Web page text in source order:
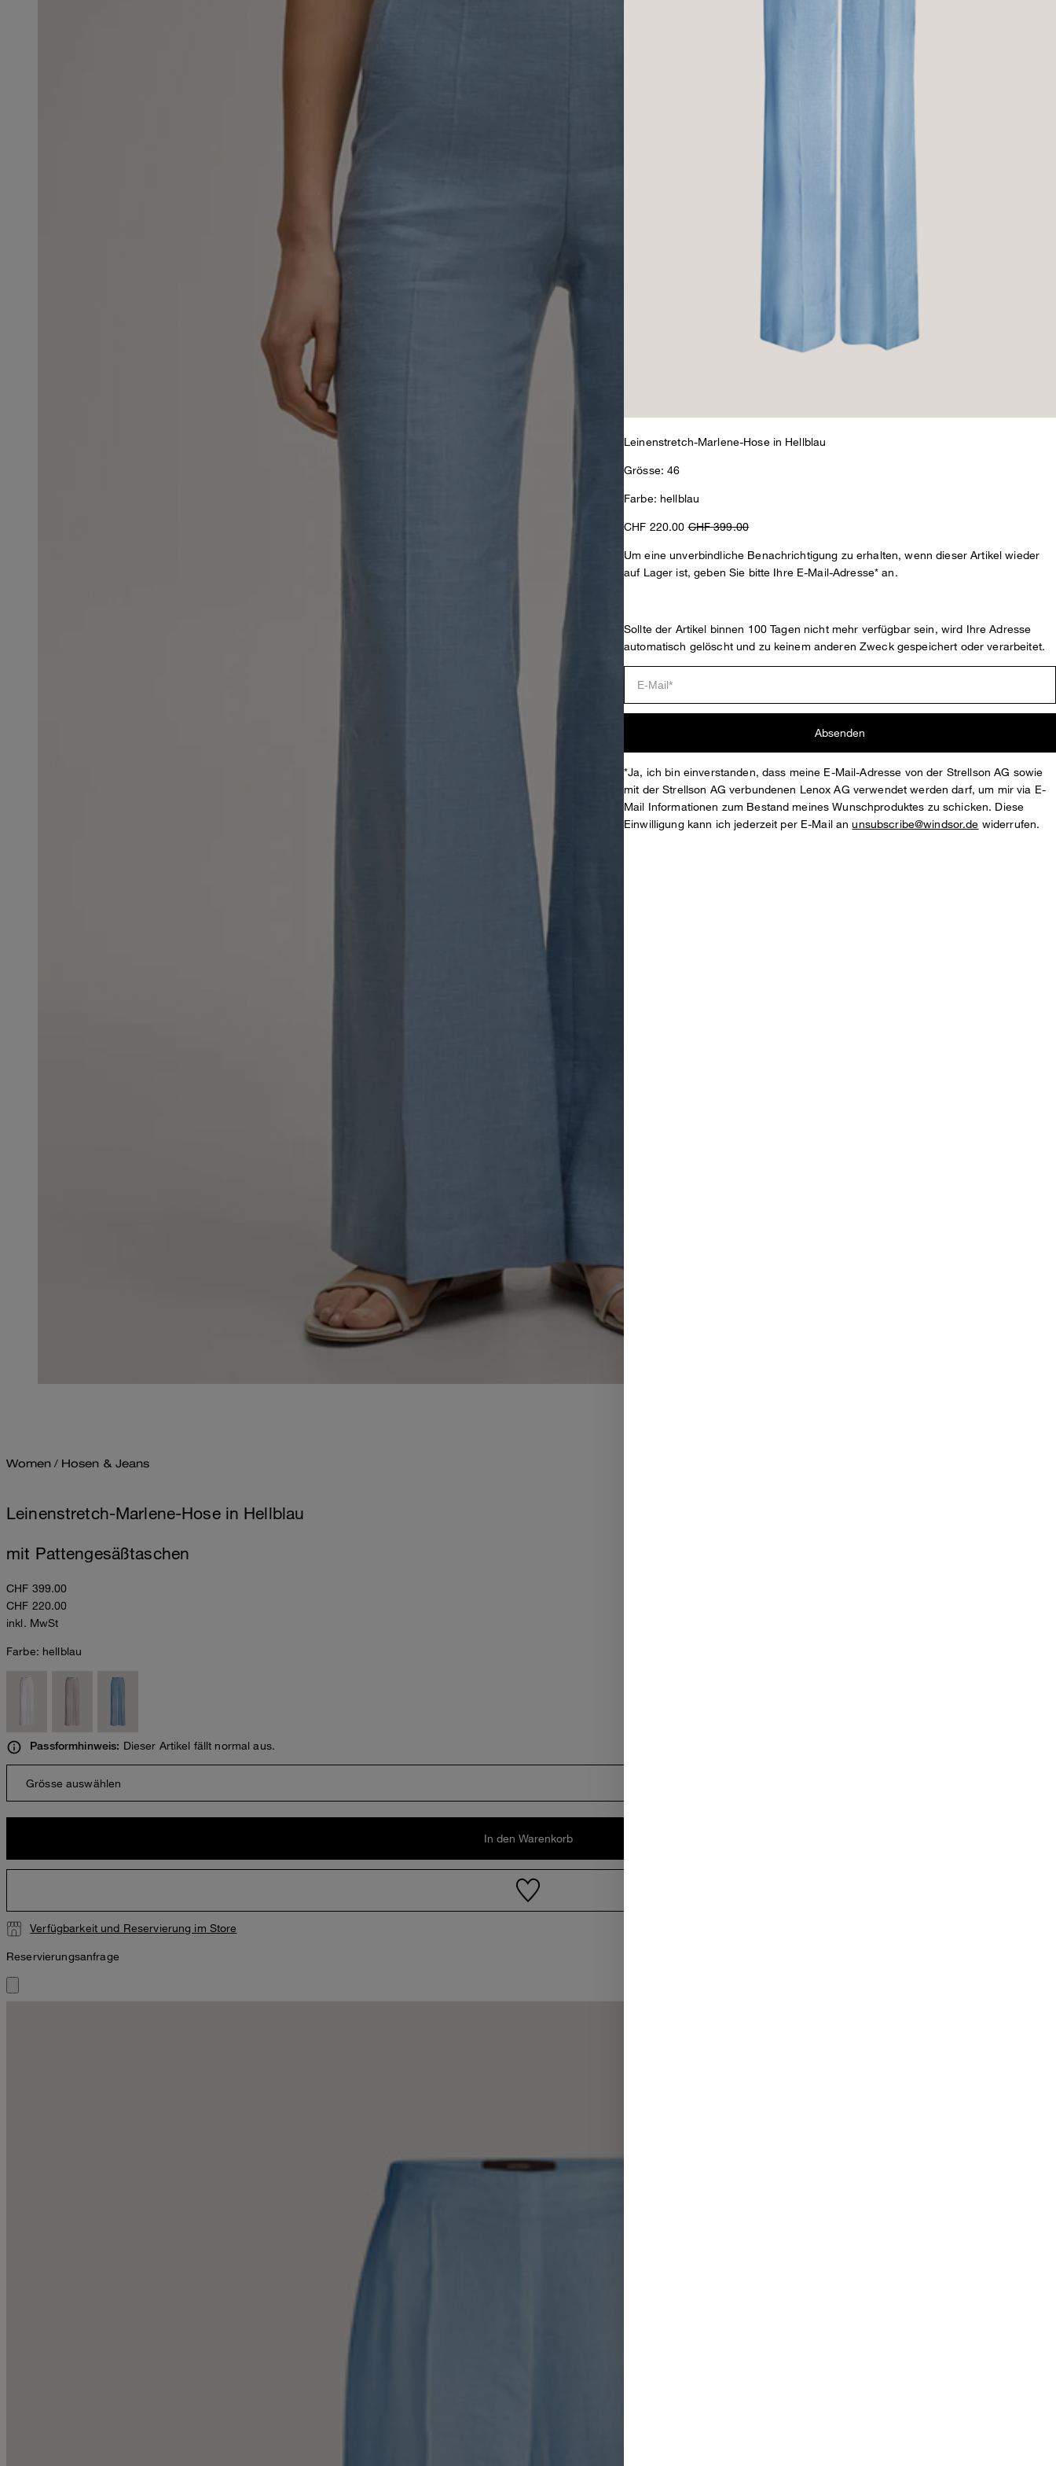
Women / Hosen & Jeans
Leinenstretch-Marlene-Hose in Hellblau
mit Pattengesäßtaschen
CHF 399.00
CHF 220.00
inkl. MwSt
Farbe: hellblau
Passformhinweis: Dieser Artikel fällt normal aus.
Grösse auswählen
In den Warenkorb
Verfügbarkeit und Reservierung im Store
Reservierungsanfrage
Leinenstretch-Marlene-Hose in Hellblau
Grösse: 46
Farbe: hellblau
CHF 220.00CHF 399.00
Um eine unverbindliche Benachrichtigung zu erhalten, wenn dieser Artikel wieder
auf Lager ist, geben Sie bitte Ihre E-Mail-Adresse* an.
Sollte der Artikel binnen 100 Tagen nicht mehr verfügbar sein, wird Ihre Adresse
automatisch gelöscht und zu keinem anderen Zweck gespeichert oder verarbeitet.
Absenden
*Ja, ich bin einverstanden, dass meine E-Mail-Adresse von der Strellson AG sowie
mit der Strellson AG verbundenen Lenox AG verwendet werden darf, um mir via E-
Mail Informationen zum Bestand meines Wunschproduktes zu schicken. Diese
Einwilligung kann ich jederzeit per E-Mail anunsubscribe@windsor.de widerrufen.